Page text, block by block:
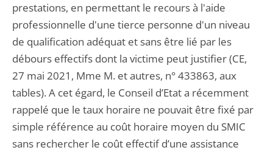
prestations, en permettant le recours à l'aide
professionnelle d'une tierce personne d'un niveau
de qualification adéquat et sans être lié par les
débours effectifs dont la victime peut justifier (CE,
27 mai 2021, Mme M. et autres, n° 433863, aux
tables). A cet égard, le Conseil d’Etat a récemment
rappelé que le taux horaire ne pouvait être fixé par
simple référence au coût horaire moyen du SMIC
sans rechercher le coût effectif d’une assistance